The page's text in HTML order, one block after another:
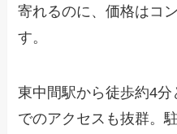
寄れるのに、価格はコ
す。
東中間駅から徒歩約4
でのアクセスも抜群。